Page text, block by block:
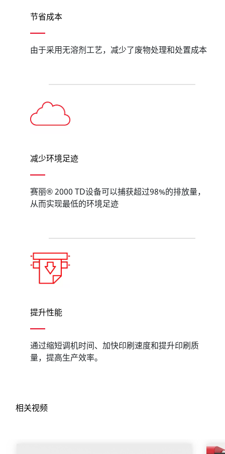
节省成本
由于采用无溶剂工艺，减少了废物处理和处置成本
减少环境足迹
赛丽® 2000 TD设备可以捕获超过98%的排放量，
从而实现最低的环境足迹
提升性能
通过缩短调机时间、加快印刷速度和提升印刷质
量，提高生产效率。
相关视频